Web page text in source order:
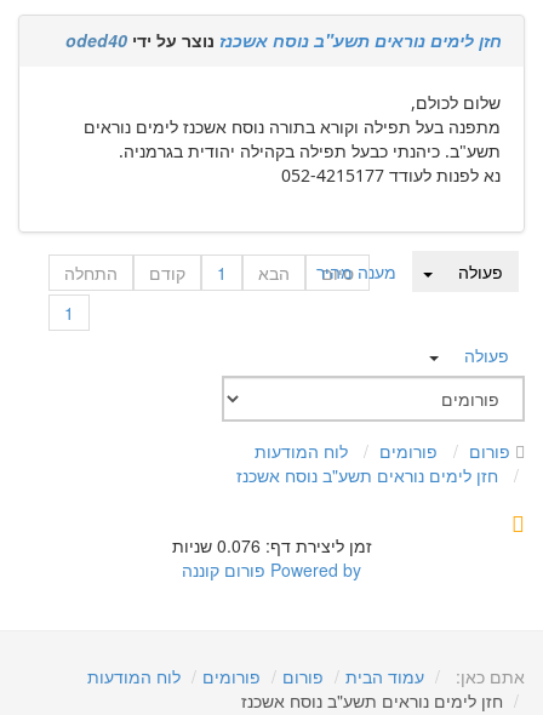
חזן לימים נוראים תשע"ב נוסח אשכנז נוצר על ידי oded40
שלום לכולם,
מתפנה בעל תפילה וקורא בתורה נוסח אשכנז לימים נוראים
תשע"ב. כיהנתי כבעל תפילה בקהילה יהודית בגרמניה.
נא לפנות לעודד 052-4215177
מענה מהיר פעולה התחלה קודם 1 הבא
סיום
1
פעולה
פורום פורומים
לוח המודעות
חזן לימים נוראים תשע"ב נוסח אשכנז
זמן ליצירת דף: 0.076 שניות
Powered by פורום קוננה
אתם כאן: עמוד הבית פורום פורומים
לוח המודעות
חזן לימים נוראים תשע"ב נוסח אשכנז